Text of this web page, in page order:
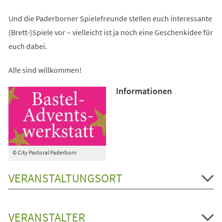
Und die Paderborner Spielefreunde stellen euch interessante
(Brett-)Spiele vor – vielleicht ist ja noch eine Geschenkidee für
euch dabei.
Alle sind willkommen!
© City Pastoral Paderborn
Informationen
VERANSTALTUNGSORT
VERANSTALTER